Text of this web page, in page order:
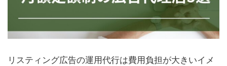
リスティング広告の運用代行は費用負担が大きいイメ